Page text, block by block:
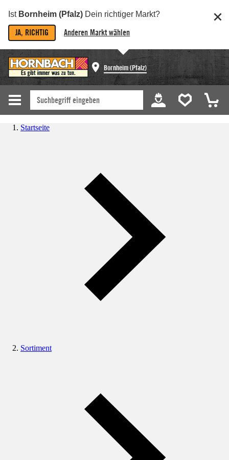
Ist Bornheim (Pfalz) Dein richtiger Markt?
JA, RICHTIG Anderen Markt wählen
Bornheim (Pfalz)
Startseite
Sortiment